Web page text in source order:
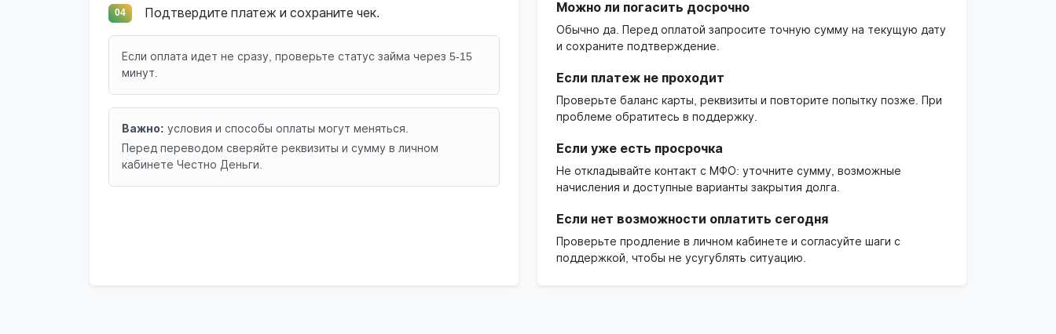
04 Подтвердите платеж и сохраните чек.
Если оплата идет не сразу, проверьте статус займа через 5-15
минут.
Важно: условия и способы оплаты могут меняться.
Перед переводом сверяйте реквизиты и сумму в личном
кабинете Честно Деньги.
Можно ли погасить досрочно
Обычно да. Перед оплатой запросите точную сумму на текущую дату
и сохраните подтверждение.
Если платеж не проходит
Проверьте баланс карты, реквизиты и повторите попытку позже. При
проблеме обратитесь в поддержку.
Если уже есть просрочка
Не откладывайте контакт с МФО: уточните сумму, возможные
начисления и доступные варианты закрытия долга.
Если нет возможности оплатить сегодня
Проверьте продление в личном кабинете и согласуйте шаги с
поддержкой, чтобы не усугублять ситуацию.